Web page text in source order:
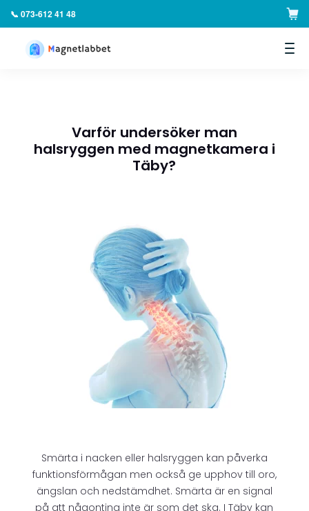
📞 073-612 41 48
Varför undersöker man
halsryggen med magnetkamera i
Täby?
Smärta i nacken eller halsryggen kan påverka
funktionsförmågan men också ge upphov till oro,
ängslan och nedstämdhet. Smärta är en signal
på att någonting inte är som det ska. I Täby kan